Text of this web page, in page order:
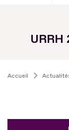
Accueil